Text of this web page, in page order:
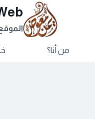
من أنا؟